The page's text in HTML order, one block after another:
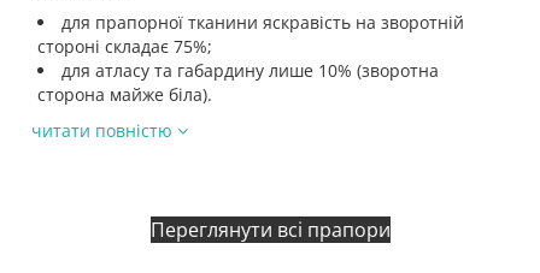
для прапорної тканини яскравість на зворотній
стороні складає 75%;
для атласу та габардину лише 10% (зворотна
сторона майже біла).
читати повністю
Переглянути всі прапори